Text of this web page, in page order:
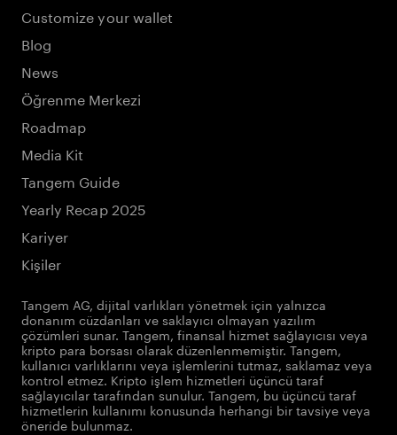
Customize your wallet
Blog
News
Öğrenme Merkezi
Roadmap
Media Kit
Tangem Guide
Yearly Recap 2025
Kariyer
Kişiler
Tangem AG, dijital varlıkları yönetmek için yalnızca
donanım cüzdanları ve saklayıcı olmayan yazılım
çözümleri sunar. Tangem, finansal hizmet sağlayıcısı veya
kripto para borsası olarak düzenlenmemiştir. Tangem,
kullanıcı varlıklarını veya işlemlerini tutmaz, saklamaz veya
kontrol etmez. Kripto işlem hizmetleri üçüncü taraf
sağlayıcılar tarafından sunulur. Tangem, bu üçüncü taraf
hizmetlerin kullanımı konusunda herhangi bir tavsiye veya
öneride bulunmaz.